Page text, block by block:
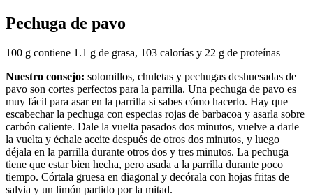
Pechuga de pavo
100 g contiene 1.1 g de grasa, 103 calorías y 22 g de proteínas
Nuestro consejo: solomillos, chuletas y pechugas deshuesadas de
pavo son cortes perfectos para la parrilla. Una pechuga de pavo es
muy fácil para asar en la parrilla si sabes cómo hacerlo. Hay que
escabechar la pechuga con especias rojas de barbacoa y asarla sobre
carbón caliente. Dale la vuelta pasados dos minutos, vuelve a darle
la vuelta y échale aceite después de otros dos minutos, y luego
déjala en la parrilla durante otros dos y tres minutos. La pechuga
tiene que estar bien hecha, pero asada a la parrilla durante poco
tiempo. Córtala gruesa en diagonal y decórala con hojas fritas de
salvia y un limón partido por la mitad.